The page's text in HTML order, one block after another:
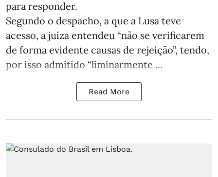
para responder.
Segundo o despacho, a que a Lusa teve
acesso, a juíza entendeu “não se verificarem
de forma evidente causas de rejeição”, tendo,
por isso admitido “liminarmente ...
Read More